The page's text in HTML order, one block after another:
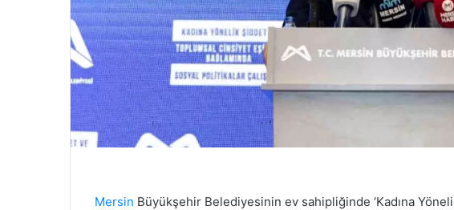
Mersin Büyükşehir Belediyesinin ev sahipliğinde ‘Kadına